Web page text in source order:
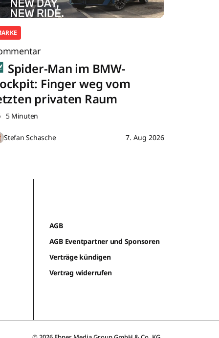
Spider-Man im BMW-
Finger weg vom
privaten Raum
5 Minuten
Stefan Schasche 7. Aug 2026
AGB
AGB Eventpartner und Sponsoren
Verträge kündigen
Vertrag widerrufen